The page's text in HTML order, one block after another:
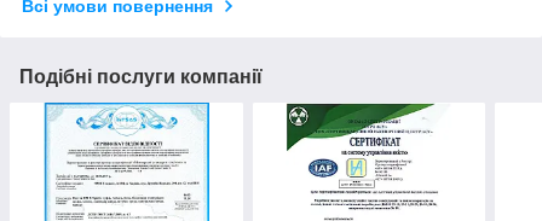
Всі умови повернення
Подібні послуги компанії